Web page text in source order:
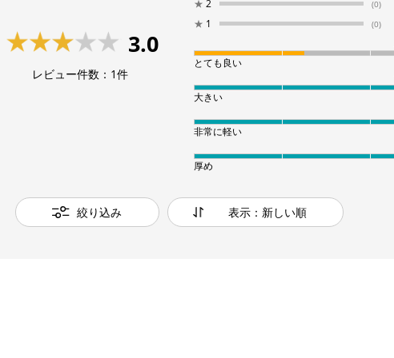
3.0
レビュー件数： 1件
★ 2 (0)
★ 1 (0)
とても良い
大きい
非常に軽い
厚め
絞り込み 表示：新しい順